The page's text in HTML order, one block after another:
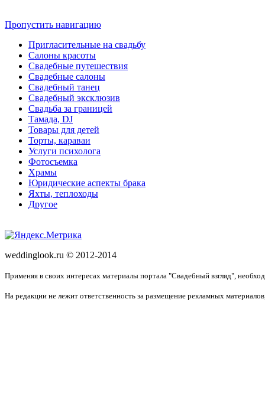
Пропустить навигацию
Пригласительные на свадьбу
Салоны красоты
Свадебные путешествия
Свадебные салоны
Свадебный танец
Свадебный эксклюзив
Свадьба за границей
Тамада, DJ
Товары для детей
Торты, караваи
Услуги психолога
Фотосъемка
Храмы
Юридические аспекты брака
Яхты, теплоходы
Другое
weddinglook.ru © 2012-2014
Применяя в своих интересах материалы портала "Свадебный взгляд",
На редакции не лежит ответственность за размещение рекламных